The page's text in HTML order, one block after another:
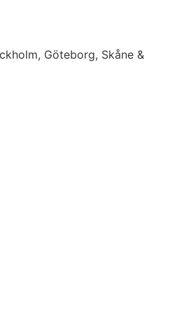
Göteborg, Skåne &